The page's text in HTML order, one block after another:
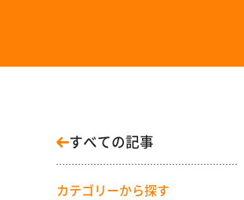
すべての記事
カテゴリーから探す